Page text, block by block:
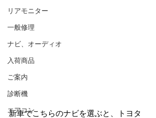
リアモニター
一般修理
ナビ、オーディオ
入荷商品
ご案内
診断機
エアコン
新車でこちらのナビを選ぶと、トヨタ